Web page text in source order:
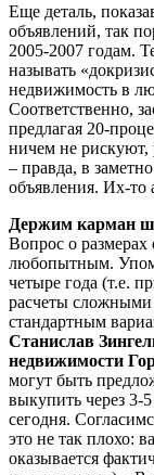
Еще деталь,
объявлений, так
2005-2007 годам.
называть
недвижимость в
Соответственно,
предлагая 20-
ничем не
– правда, в
объявления. Их-то
Держим карман
Вопрос о размерах
любопытным.
четыре года (т.е.
расчеты сложными
стандартным
Станислав
недвижимости
могут быть
выкупить через 3-
сегодня.
это не так плохо:
оказывается